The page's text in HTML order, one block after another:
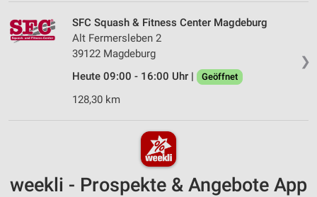
❯
SFC Squash & Fitness Center Magdeburg
Alt Fermersleben 2
39122 Magdeburg
Heute 09:00 - 16:00 Uhr |
Geöffnet
128,30 km
weekli - Prospekte & Angebote App